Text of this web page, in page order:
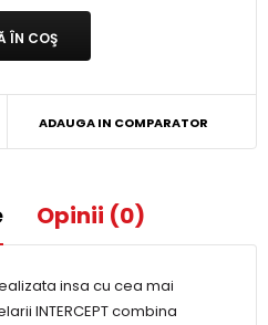
ADAUGA IN COMPARATOR
Opinii (0)
insa cu cea mai
INTERCEPT combina